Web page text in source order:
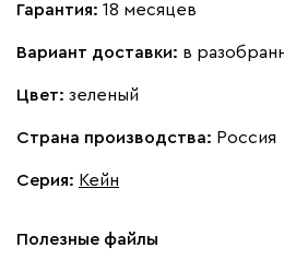
Гарантия: 18 месяцев
Вариант доставки: в
Цвет: зеленый
Страна производства: Россия
Серия: Кейн
Полезные файлы